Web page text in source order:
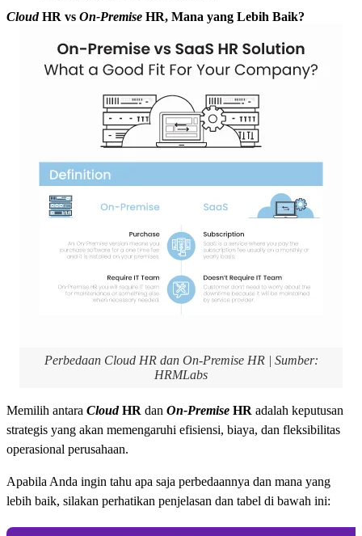
CloudHR vs On-Premise HR, Mana yang Lebih Baik?
Perbedaan Cloud HR dan On-Premise HR | Sumber:
HRMLabs
Memilih antara CloudHR dan On-Premise HR adalah keputusan
strategis yang akan memengaruhi efisiensi, biaya, dan fleksibilitas
operasional perusahaan.
Apabila Anda ingin tahu apa saja perbedaannya dan mana yang
lebih baik, silakan perhatikan penjelasan dan tabel di bawah ini: